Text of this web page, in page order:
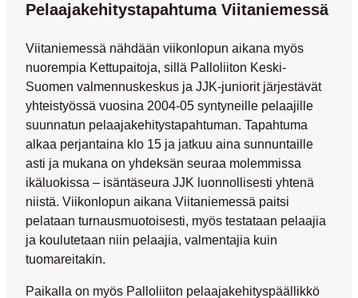
Pelaajakehitystapahtuma Viitaniemessä
Viitaniemessä nähdään viikonlopun aikana myös
nuorempia Kettupaitoja, sillä Palloliiton Keski-
Suomen valmennuskeskus ja JJK-juniorit järjestävät
yhteistyössä vuosina 2004-05 syntyneille pelaajille
suunnatun pelaajakehitystapahtuman. Tapahtuma
alkaa perjantaina klo 15 ja jatkuu aina sunnuntaille
asti ja mukana on yhdeksän seuraa molemmissa
ikäluokissa – isäntäseura JJK luonnollisesti yhtenä
niistä. Viikonlopun aikana Viitaniemessä paitsi
pelataan turnausmuotoisesti, myös testataan pelaajia
ja koulutetaan niin pelaajia, valmentajia kuin
tuomareitakin.
Paikalla on myös Palloliiton pelaajakehityspäällikkö